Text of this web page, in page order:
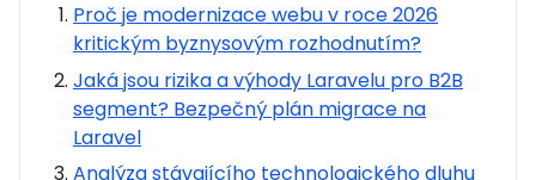
Proč je modernizace webu v roce 2026
kritickým byznysovým rozhodnutím?
Jaká jsou rizika a výhody Laravelu pro B2B
segment? Bezpečný plán migrace na
Laravel
Analýza stávajícího technologického dluhu